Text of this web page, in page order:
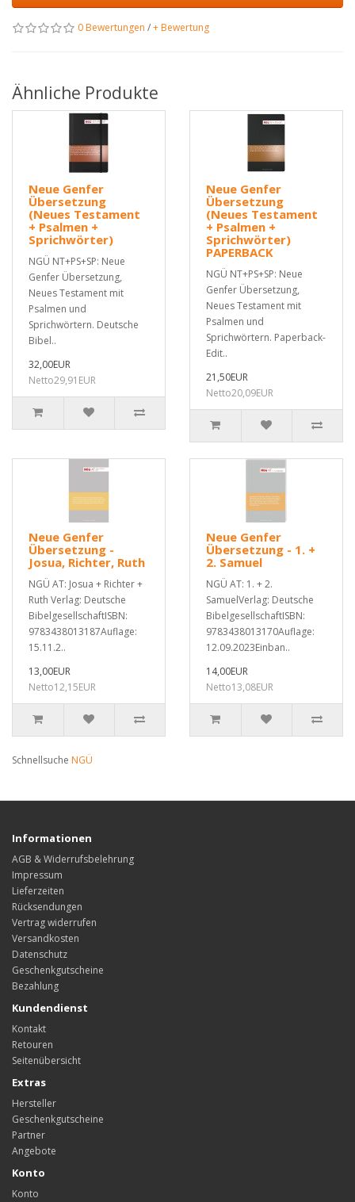
0 Bewertungen /+ Bewertung
Ähnliche Produkte
Neue Genfer
Übersetzung
(Neues Testament
+ Psalmen +
Sprichwörter)
NGÜ NT+PS+SP: Neue
Genfer Übersetzung,
Neues Testament mit
Psalmen und
Sprichwörtern. Deutsche
Bibel..
32,00EUR
Netto29,91EUR
Neue Genfer
Übersetzung
(Neues Testament
+ Psalmen +
Sprichwörter)
PAPERBACK
NGÜ NT+PS+SP: Neue
Genfer Übersetzung,
Neues Testament mit
Psalmen und
Sprichwörtern. Paperback-
Edit..
21,50EUR
Netto20,09EUR
Neue Genfer
Übersetzung -
Josua, Richter, Ruth
NGÜ AT: Josua + Richter +
Ruth Verlag: Deutsche
BibelgesellschaftISBN:
9783438013187Auflage:
15.11.2..
13,00EUR
Netto12,15EUR
Neue Genfer
Übersetzung - 1. +
2. Samuel
NGÜ AT: 1. + 2.
SamuelVerlag: Deutsche
BibelgesellschaftISBN:
9783438013170Auflage:
12.09.2023Einban..
14,00EUR
Netto13,08EUR
Schnellsuche NGÜ
Informationen
AGB & Widerrufsbelehrung
Impressum
Lieferzeiten
Rücksendungen
Vertrag widerrufen
Versandkosten
Datenschutz
Geschenkgutscheine
Bezahlung
Kundendienst
Kontakt
Retouren
Seitenübersicht
Extras
Hersteller
Geschenkgutscheine
Partner
Angebote
Konto
Konto